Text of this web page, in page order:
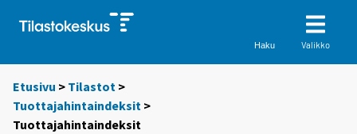
Haku Valikko
Etusivu > Tilastot >
Tuottajahintaindeksit >
Tuottajahintaindeksit